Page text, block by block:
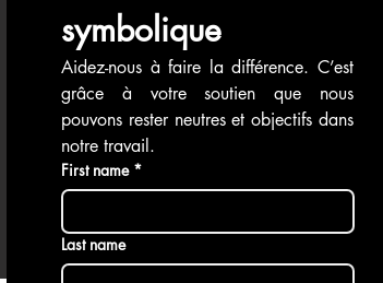
symbolique
Aidez-nous à faire la différence. C’est
grâce à votre soutien que nous
pouvons rester neutres et objectifs dans
notre travail.
First name *
Last name